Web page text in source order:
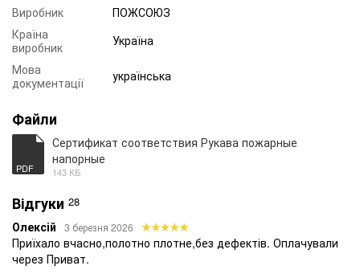
Виробник
ПОЖСОЮЗ
Країна
виробник
Україна
Мова
документації
українська
Файли
PDF
Сертификат соответствия Рукава пожарные
напорные
143 КБ
Відгуки 28
Олексій 3 березня 2026
Приїхало вчасно,полотно плотне,без дефектів. Оплачували
через Приват.